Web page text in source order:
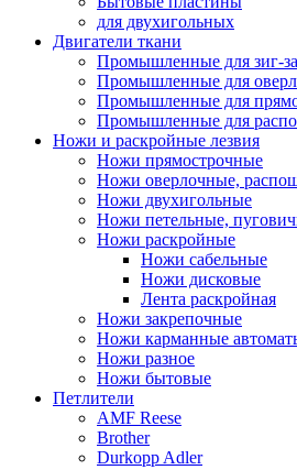
для двухигольных
Двигатели ткани
Промышленные для зиг-
Промышленные для
Промышленные для
Промышленные для
Ножи и раскройные лезвия
Ножи прямострочные
Ножи оверлочные,
Ножи двухигольные
Ножи петельные,
Ножи раскройные
Ножи сабельные
Ножи дисковые
Лента раскройная
Ножи закрепочные
Ножи карманные
Ножи разное
Ножи бытовые
Петлители
AMF Reese
Brother
Durkopp Adler